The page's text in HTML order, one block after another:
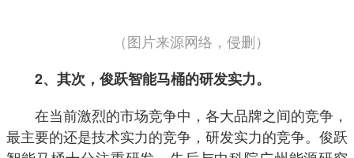
（图片来源网络，侵删）
2、其次，俊跃智能马桶的研发实力。
在当前激烈的市场竞争中，各大品牌之间的竞争，
最主要的还是技术实力的竞争，研发实力的竞争。俊跃